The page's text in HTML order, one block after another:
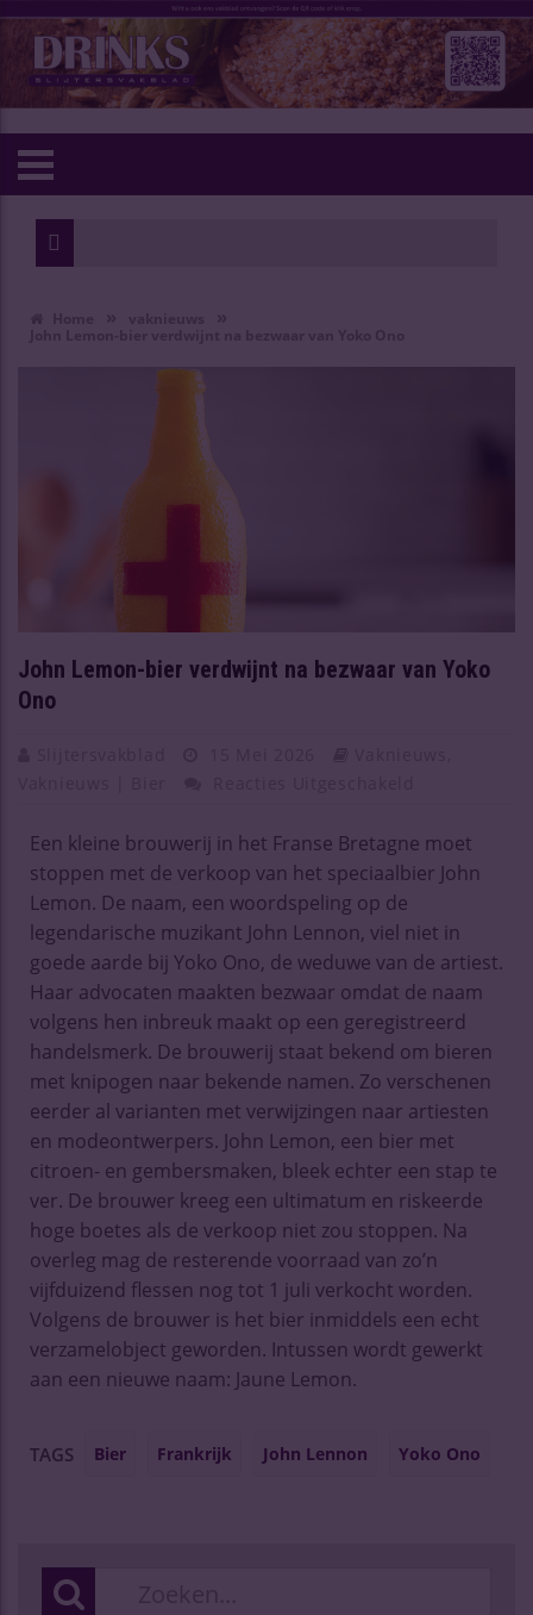
John Lemon-bier verdwijnt na bezwaar van Yoko
Ono
Een kleine brouwerij in het Franse Bretagne moet
stoppen met de verkoop van het speciaalbier John
Lemon. De naam, een woordspeling op de
legendarische muzikant John Lennon, viel niet in
goede aarde bij Yoko Ono, de weduwe van de artiest.
Haar advocaten maakten bezwaar omdat de naam
volgens hen inbreuk maakt op een geregistreerd
handelsmerk. De brouwerij staat bekend om bieren
met knipogen naar bekende namen. Zo verschenen
eerder al varianten met verwijzingen naar artiesten
en modeontwerpers. John Lemon, een bier met
citroen- en gembersmaken, bleek echter een stap te
ver. De brouwer kreeg een ultimatum en riskeerde
hoge boetes als de verkoop niet zou stoppen. Na
overleg mag de resterende voorraad van zo’n
vijfduizend flessen nog tot 1 juli verkocht worden.
Volgens de brouwer is het bier inmiddels een echt
verzamelobject geworden. Intussen wordt gewerkt
aan een nieuwe naam: Jaune Lemon.
TAGS Bier Frankrijk John Lennon Yoko Ono